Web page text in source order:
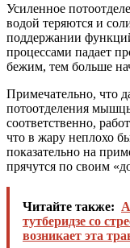
Усиленное
водой теряются и
поддержании
процессами падает
бежим, тем больше
Примечательно, что
потоотделения
соответственно,
что в жару неплохо
показательно на
прячутся по своим
Читайте также:
тутберидзе со
возникает эта